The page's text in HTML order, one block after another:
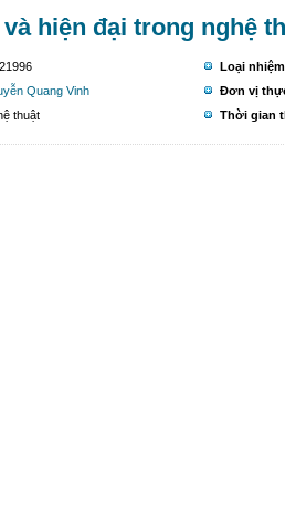
hiện đại trong nghệ
Quang Vinh
thuật
Loại
Đơn vị
Thời gian